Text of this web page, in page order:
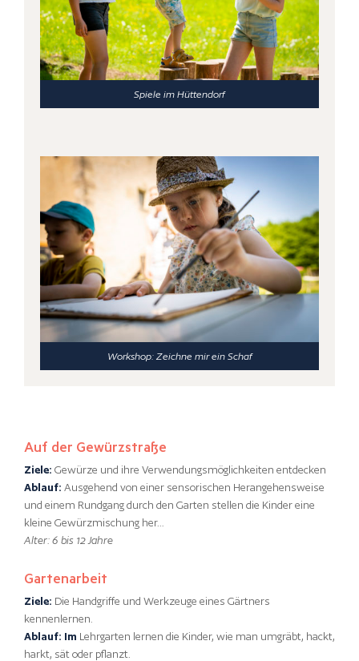
Spiele im Hüttendorf
Workshop: Zeichne mir ein Schaf
Auf der Gewürzstraße
Ziele: Gewürze und ihre Verwendungsmöglichkeiten entdecken
Ablauf: Ausgehend von einer sensorischen Herangehensweise
und einem Rundgang durch den Garten stellen die Kinder eine
kleine Gewürzmischung her…
Alter: 6 bis 12 Jahre
Gartenarbeit
Ziele: Die Handgriffe und Werkzeuge eines Gärtners
kennenlernen.
Ablauf: Im Lehrgarten lernen die Kinder, wie man umgräbt, hackt,
harkt, sät oder pflanzt.